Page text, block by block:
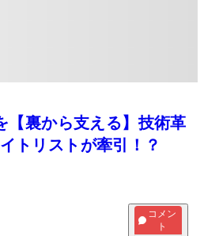
【裏から支える】技術革
トリストが牽引！？
コメン
ト